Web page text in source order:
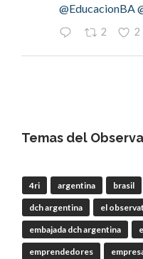
@EducacionBA
2 2
Orgánica del
RT
@AldoDruettaok
@uniglobalunion
Temas del
4ri argentina brasil
dch argentina el
embajada dch argentina
emprendedores